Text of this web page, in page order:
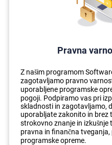
Pravna
Z našim programom
zagotavljamo pravno
uporabljene programske
pogoji. Podpiramo vas pri
skladnosti in zagotavljamo,
uporabljate zakonito in brez
strokovno znanje in izkušnje
pravna in finančna
programske opreme.